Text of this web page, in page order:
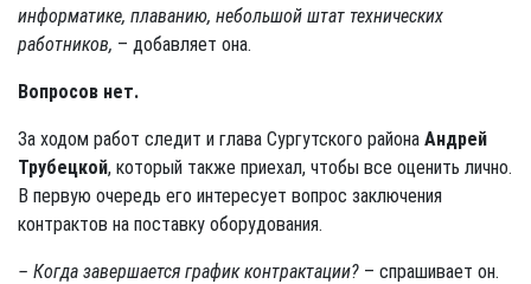
информатике, плаванию, небольшой штат технических
работников, – добавляет она.
Вопросов нет.
За ходом работ следит и глава Сургутского района Андрей
Трубецкой, который также приехал, чтобы все оценить лично.
В первую очередь его интересует вопрос заключения
контрактов на поставку оборудования.
– Когда завершается график контрактации? – спрашивает он.